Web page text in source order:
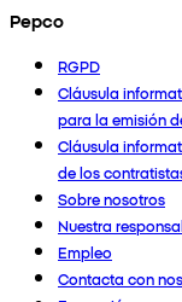
Pepco
RGPD
Cláusula
para la emisión
Cláusula
de los
Sobre nosotros
Nuestra
Empleo
Contacta con